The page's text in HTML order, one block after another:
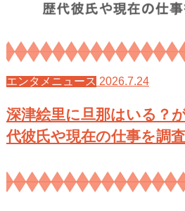
エンタメニュース 2026.7.24
深津絵里に旦那はいる？
代彼氏や現在の仕事を調査